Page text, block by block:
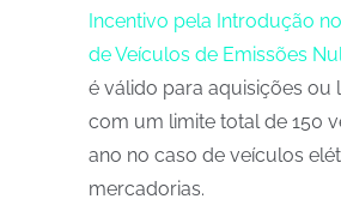
Incentivo pela Introdução
de Veículos de Emissões
é válido para aquisições ou
com um limite total de 150
ano no caso de veículos
mercadorias.